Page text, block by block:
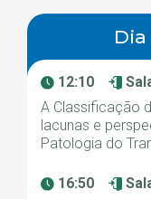
12:10
A Classificação
lacunas e
Patologia do
16:50